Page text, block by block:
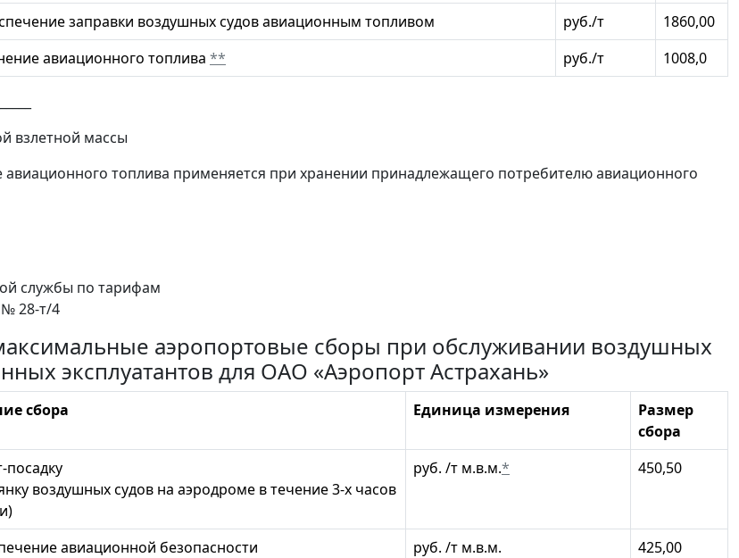
заправки воздушных судов авиационным топливом руб./т
1860,00
авиационного топлива ** руб./т 1008,0
взлетной массы
топлива применяется при хранении принадлежащего потребителю авиационного
службы по тарифам
№ 28-т/4
аэропортовые сборы при обслуживании воздушных
эксплуатантов для ОАО «Аэропорт Астрахань»
сбора Единица измерения
Размер
сбора
посадку
воздушных судов на аэродроме в течение 3-х часов
руб. /т м.в.м.* 450,50
авиационной безопасности руб. /т м.в.м.
425,00